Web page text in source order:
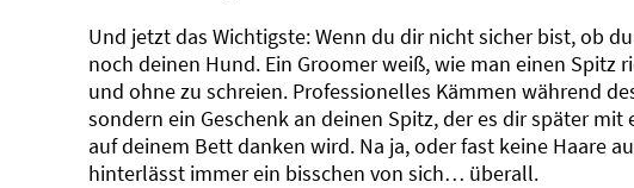
Und jetzt das Wichtigste: Wenn du dir nicht sicher bist, ob
noch deinen Hund. Ein Groomer weiß, wie man einen Spitz
und ohne zu schreien. Professionelles Kämmen während
sondern ein Geschenk an deinen Spitz, der es dir später
auf deinem Bett danken wird. Na ja, oder fast keine Haare
hinterlässt immer ein bisschen von sich… überall.